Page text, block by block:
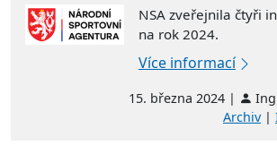
NSA zveřejnila čtyři
na rok 2024.
Více informací
15. března 2024 |
Archiv|